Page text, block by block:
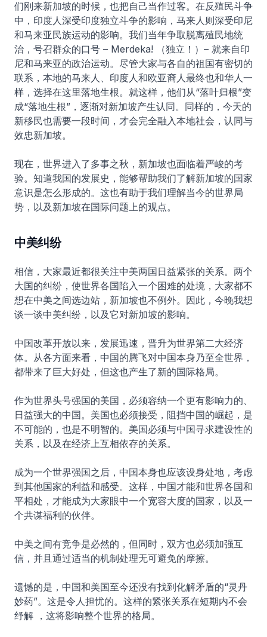
们刚来新加坡的时候，也把自己当作过客。在反殖民斗争
中，印度人深受印度独立斗争的影响，马来人则深受印尼
和马来亚民族运动的影响。我们当年争取脱离殖民地统
治，号召群众的口号 – Merdeka! （独立！）– 就来自印
尼和马来亚的政治运动。尽管大家与各自的祖国有密切的
联系，本地的马来人、印度人和欧亚裔人最终也和华人一
样，选择在这里落地生根。就这样，他们从“落叶归根”变
成“落地生根”，逐渐对新加坡产生认同。同样的，今天的
新移民也需要一段时间，才会完全融入本地社会，认同与
效忠新加坡。
现在，世界进入了多事之秋，新加坡也面临着严峻的考
验。知道我国的发展史，能够帮助我们了解新加坡的国家
意识是怎么形成的。这也有助于我们理解当今的世界局
势，以及新加坡在国际问题上的观点。
中美纠纷
相信，大家最近都很关注中美两国日益紧张的关系。两个
大国的纠纷，使世界各国陷入一个困难的处境，大家都不
想在中美之间选边站，新加坡也不例外。因此，今晚我想
谈一谈中美纠纷，以及它对新加坡的影响。
中国改革开放以来，发展迅速，晋升为世界第二大经济
体。从各方面来看，中国的腾飞对中国本身乃至全世界，
都带来了巨大好处，但这也产生了新的国际格局。
作为世界头号强国的美国，必须容纳一个更有影响力的、
日益强大的中国。美国也必须接受，阻挡中国的崛起，是
不可能的，也是不明智的。美国必须与中国寻求建设性的
关系，以及在经济上互相依存的关系。
成为一个世界强国之后，中国本身也应该设身处地，考虑
到其他国家的利益和感受。这样，中国才能和世界各国和
平相处，才能成为大家眼中一个宽容大度的国家，以及一
个共谋福利的伙伴。
中美之间有竞争是必然的，但同时，双方也必须加强互
信，并且通过适当的机制处理无可避免的摩擦。
遗憾的是，中国和美国至今还没有找到化解矛盾的“灵丹
妙药”。这是令人担忧的。这样的紧张关系在短期内不会
纾解 ，这将影响整个世界的格局。